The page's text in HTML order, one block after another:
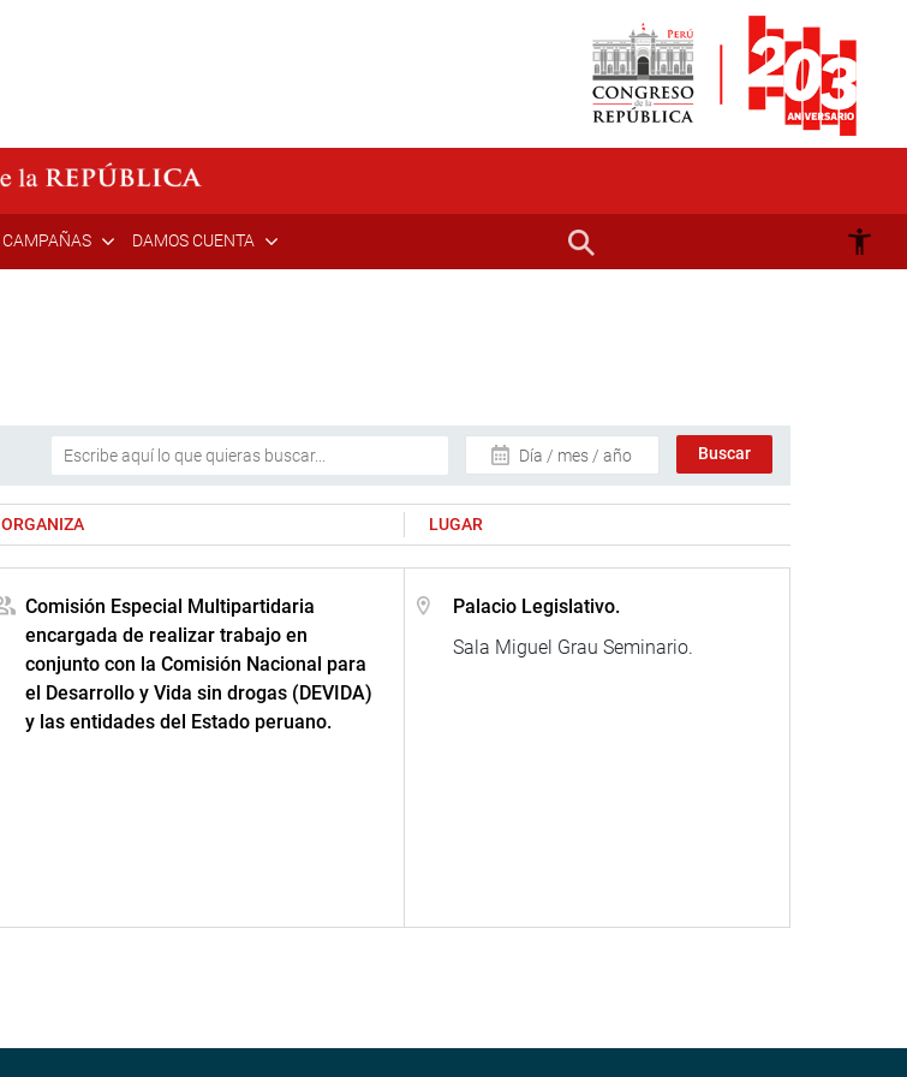
CAMPAÑAS DAMOS CUENTA
Día / mes / año
ORGANIZA LUGAR
Comisión Especial Multipartidaria
encargada de realizar trabajo en
conjunto con la Comisión Nacional para
el Desarrollo y Vida sin drogas (DEVIDA)
y las entidades del Estado peruano.
Palacio Legislativo.
Sala Miguel Grau Seminario.